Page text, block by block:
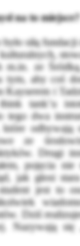
na to miejsce?
siłą
m.in. ze
tym, aby coś
Kayserem i
tank’u
tego dwa
odbywają
ze
Drugi
pojęcia nie
jak głosi
jest to
Dziś
Nazywają się